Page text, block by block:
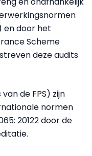
en door het
Scheme
deze audits
de FPS) zijn
normen
20122 door de